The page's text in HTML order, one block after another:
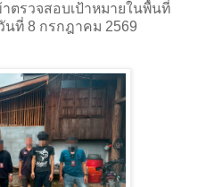
ตรวจสอบเป้าหมายในพื้นที่
นที่ 8 กรกฎาคม 2569